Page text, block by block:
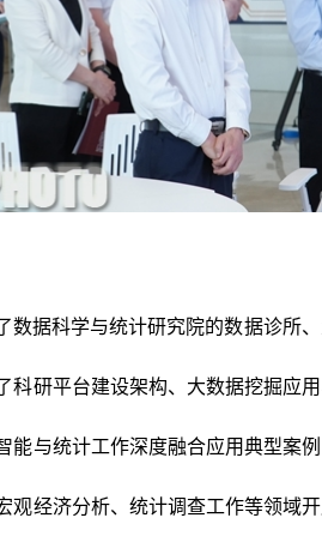
据科学与统计研究院的数据诊所、
科研平台建设架构、大数据挖掘应
能与统计工作深度融合应用典型案
观经济分析、统计调查工作等领域